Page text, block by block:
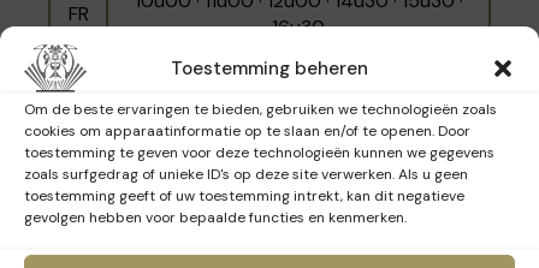
Toestemming beheren
Om de beste ervaringen te bieden, gebruiken we technologieën zoals
cookies om apparaatinformatie op te slaan en/of te openen. Door
toestemming te geven voor deze technologieën kunnen we gegevens
zoals surfgedrag of unieke ID's op deze site verwerken. Als u geen
toestemming geeft of uw toestemming intrekt, kan dit negatieve
gevolgen hebben voor bepaalde functies en kenmerken.
voorbijgangers en aanhangers van de
socialistische beweging. Binnen herinneren de
originele volumes en twee Linotype
zetmachines nog altijd sterk aan de initiële
bestemming van het gebouw, terwijl de kleuren
van de gevel terugkeren in de meer eigentijdse
betegeling van de muren. Vandaag zijn er
kantoren en een concertzaal van
FR
16u30
NL 10u30 · 14u00 · 16u00
EN 11u30 · 15u00 · 17u00